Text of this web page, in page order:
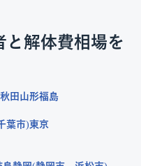
と解体費相場を
秋田 山形福島
葉市 東京